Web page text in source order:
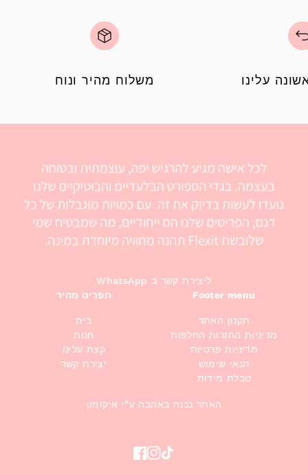
משלוח מהיר ונוח עלינו
WhatsApp ליצירת קשר ב
תפריט מהיר
בית
חנות
קצת עלינו
יצירת קשר
Footer menu
תקנון האתר
מדיניות החזרות החלפות
מדיניות פרטיות
תנאי שימוש
טבלת מידות
האתר נבנה באהבה ע"י איקומון